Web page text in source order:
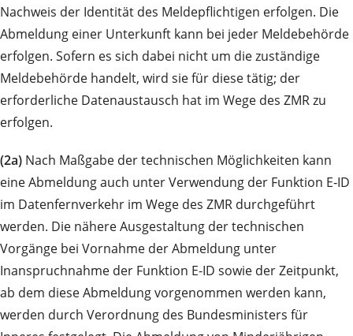
Nachweis der Identität des Meldepflichtigen erfolgen. Die
Abmeldung einer Unterkunft kann bei jeder Meldebehörde
erfolgen. Sofern es sich dabei nicht um die zuständige
Meldebehörde handelt, wird sie für diese tätig; der
erforderliche Datenaustausch hat im Wege des ZMR zu
erfolgen.
(2a) Nach Maßgabe der technischen Möglichkeiten kann
eine Abmeldung auch unter Verwendung der Funktion E‑ID
im Datenfernverkehr im Wege des ZMR durchgeführt
werden. Die nähere Ausgestaltung der technischen
Vorgänge bei Vornahme der Abmeldung unter
Inanspruchnahme der Funktion E-ID sowie der Zeitpunkt,
ab dem diese Abmeldung vorgenommen werden kann,
werden durch Verordnung des Bundesministers für